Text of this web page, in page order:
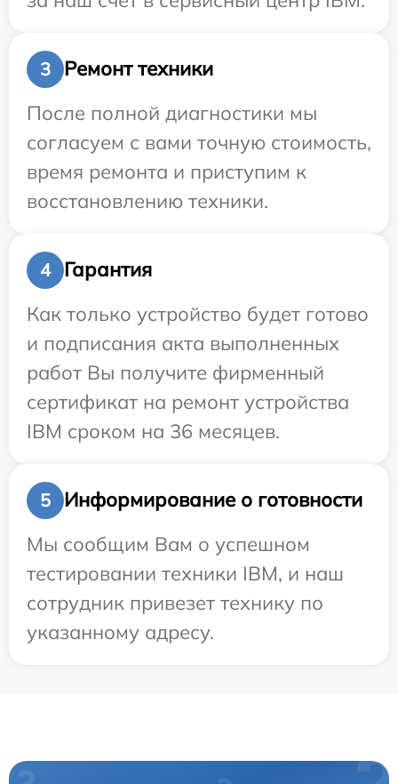
3
Ремонт техники
После полной диагностики мы
согласуем с вами точную стоимость,
время ремонта и приступим к
восстановлению техники.
4
Гарантия
Как только устройство будет готово
и подписания акта выполненных
работ Вы получите фирменный
сертификат на ремонт устройства
IBM сроком на 36 месяцев.
5
Информирование о готовности
Мы сообщим Вам о успешном
тестировании техники IBM, и наш
сотрудник привезет технику по
указанному адресу.